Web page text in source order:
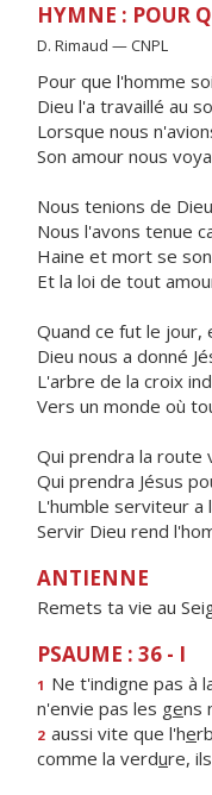
HYMNE : POUR
D. Rimaud — CNPL
Pour que l'homme
Dieu l'a travaillé au
Lorsque nous
Son amour nous
Nous tenions de
Nous l'avons tenue
Haine et mort se
Et la loi de tout
Quand ce fut le jour,
Dieu nous a donné
L'arbre de la croix
Vers un monde où
Qui prendra la route
Qui prendra Jésus
L'humble serviteur a
Servir Dieu rend
ANTIENNE
Remets ta vie au
PSAUME : 36 - I
1 Ne t'indigne pas à
n'envie pas les gens
2 aussi vite que l'he
comme la verdure,